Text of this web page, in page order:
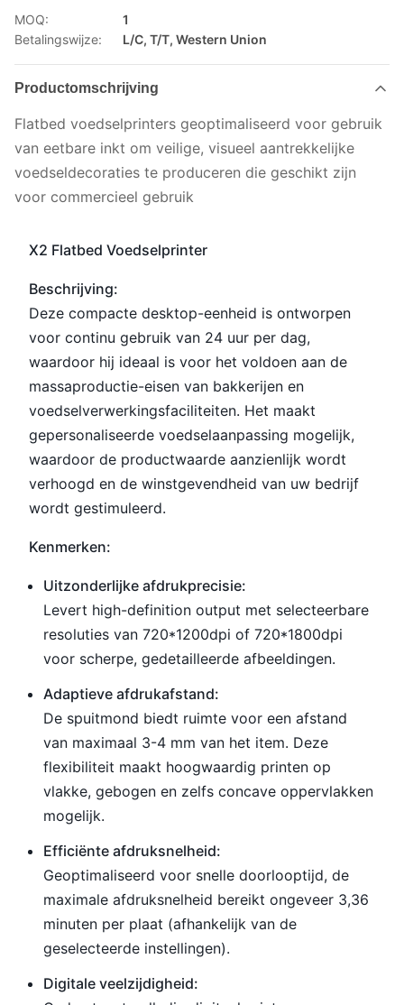
MOQ:
1
Betalingswijze:
L/C, T/T, Western Union
Productomschrijving
Flatbed voedselprinters geoptimaliseerd voor gebruik
van eetbare inkt om veilige, visueel aantrekkelijke
voedseldecoraties te produceren die geschikt zijn
voor commercieel gebruik
X2 Flatbed Voedselprinter
Beschrijving:
Deze compacte desktop-eenheid is ontworpen
voor continu gebruik van 24 uur per dag,
waardoor hij ideaal is voor het voldoen aan de
massaproductie-eisen van bakkerijen en
voedselverwerkingsfaciliteiten. Het maakt
gepersonaliseerde voedselaanpassing mogelijk,
waardoor de productwaarde aanzienlijk wordt
verhoogd en de winstgevendheid van uw bedrijf
wordt gestimuleerd.
Kenmerken:
Uitzonderlijke afdrukprecisie:
Levert high-definition output met selecteerbare
resoluties van 720*1200dpi of 720*1800dpi
voor scherpe, gedetailleerde afbeeldingen.
Adaptieve afdrukafstand:
De spuitmond biedt ruimte voor een afstand
van maximaal 3-4 mm van het item. Deze
flexibiliteit maakt hoogwaardig printen op
vlakke, gebogen en zelfs concave oppervlakken
mogelijk.
Efficiënte afdruksnelheid:
Geoptimaliseerd voor snelle doorlooptijd, de
maximale afdruksnelheid bereikt ongeveer 3,36
minuten per plaat (afhankelijk van de
geselecteerde instellingen).
Digitale veelzijdigheid: